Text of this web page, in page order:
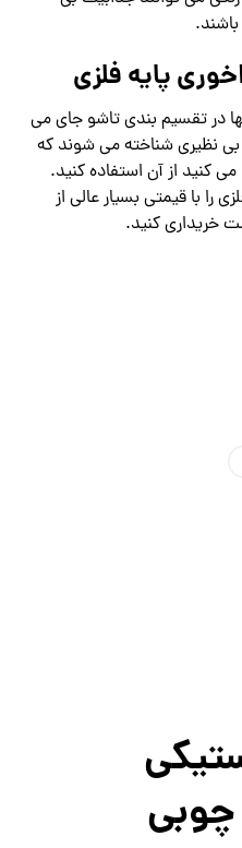
پایه فلزی
در تقسیم بندی تاشو جای می
بی نظیری شناخته می شوند که
کنید از آن استفاده کنید.
را با قیمتی بسیار عالی از
خریداری کنید.
چوبی